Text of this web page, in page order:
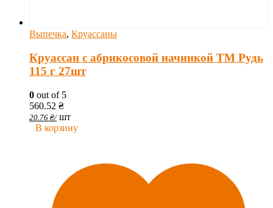
Выпечка, Круассаны
Круассан с абрикосовой начинкой ТМ Рудь
115 г 27шт
0 out of 5
560.52 ₴
20.76 ₴/ шт
В корзину